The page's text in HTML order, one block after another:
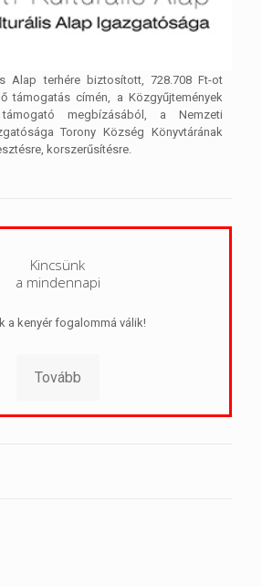
Alap terhére biztosított, 728.708 Ft-ot
támogatás címén, a Közgyűjtemények
megbízásából, a Nemzeti
Torony Község Könyvtárának
korszerűsítésre.
Kincsünk
a mindennapi
a kenyér fogalommá válik!
Tovább